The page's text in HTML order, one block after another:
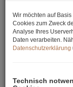
Beschreibung
Wir möchten auf
Cookies zum Zweck
Analyse Ihres
Daten verarbeiten.
Datenschutzerklärung
Technisch